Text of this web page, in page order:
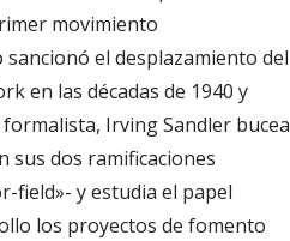
movimiento
el desplazamiento del
en las décadas de 1940 y
Irving Sandler bucea
sus dos ramificaciones
field»- y estudia el papel
los proyectos de fomento